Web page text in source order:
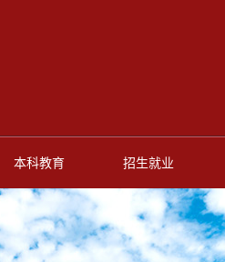
本科教育 招生就业